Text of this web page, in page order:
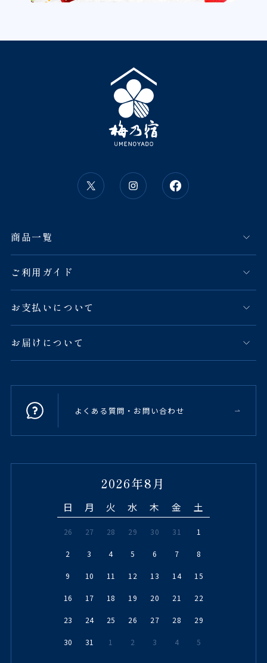
商品一覧
ご利用ガイド
お支払いについて
お届けについて
よくある質問・お問い合わせ
2026年8月
日 月 火 水 木 金 土
26 27 28 29 30 31 1
2 3 4 5 6 7 8
9 10 11 12 13 14 15
16 17 18 19 20 21 22
23 24 25 26 27 28 29
30 31 1 2 3 4 5